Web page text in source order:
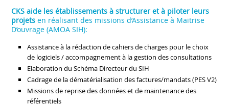
CKS aide les établissements à structurer et à piloter leurs
projets en réalisant des missions d’Assistance à Maitrise
D’ouvrage (AMOA SIH):
Assistance à la rédaction de cahiers de charges pour le choix
de logiciels / accompagnement à la gestion des consultations
Elaboration du Schéma Directeur du SIH
Cadrage de la dématérialisation des factures/mandats (PES V2)
Missions de reprise des données et de maintenance des
référentiels